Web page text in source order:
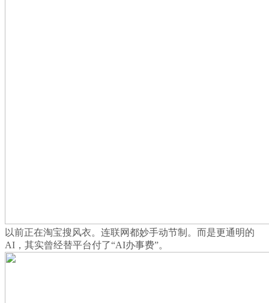
以前正在淘宝搜风衣。连联网都妙手动节制。而是更通明的
AI，其实曾经替平台付了“AI办事费”。